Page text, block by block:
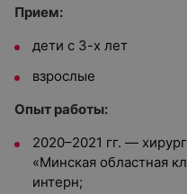
Прием:
дети с 3-х лет
взрослые
Опыт работы:
2020–2021 гг. —
«Минская областная
интерн;